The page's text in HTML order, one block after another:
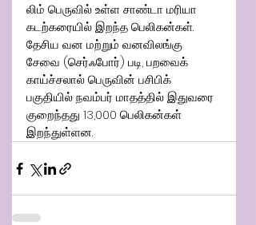
லிம் பெருவில் உள்ள சாண்டா மரியா
கடற்கரையில் இறந்த பெலிகன்கள்.
தேசிய வன மற்றும் வனவிலங்கு
சேவை (செர்ஃபோர்) படி, பறவைக்
காய்ச்சலால் பெருவின் பசிபிக்
பகுதியில் நவம்பர் மாதத்தில் இதுவரை
குறைந்தது 13,000 பெலிகன்கள்
இறந்துள்ளன.